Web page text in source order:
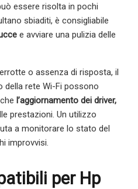
essere risolta in pochi
sbiaditi, è consigliabile
e avviare una pulizia delle
o assenza di risposta, il
della rete Wi-Fi possono
l’aggiornamento dei driver,
prestazioni. Un utilizzo
a monitorare lo stato del
improvvisi.
per Hp